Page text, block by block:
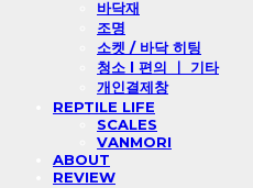
바닥재
조명
소켓 / 바닥 히팅
청소 l 편의 ㅣ 기타
개인결제창
REPTILE LIFE
SCALES
VANMORI
ABOUT
REVIEW